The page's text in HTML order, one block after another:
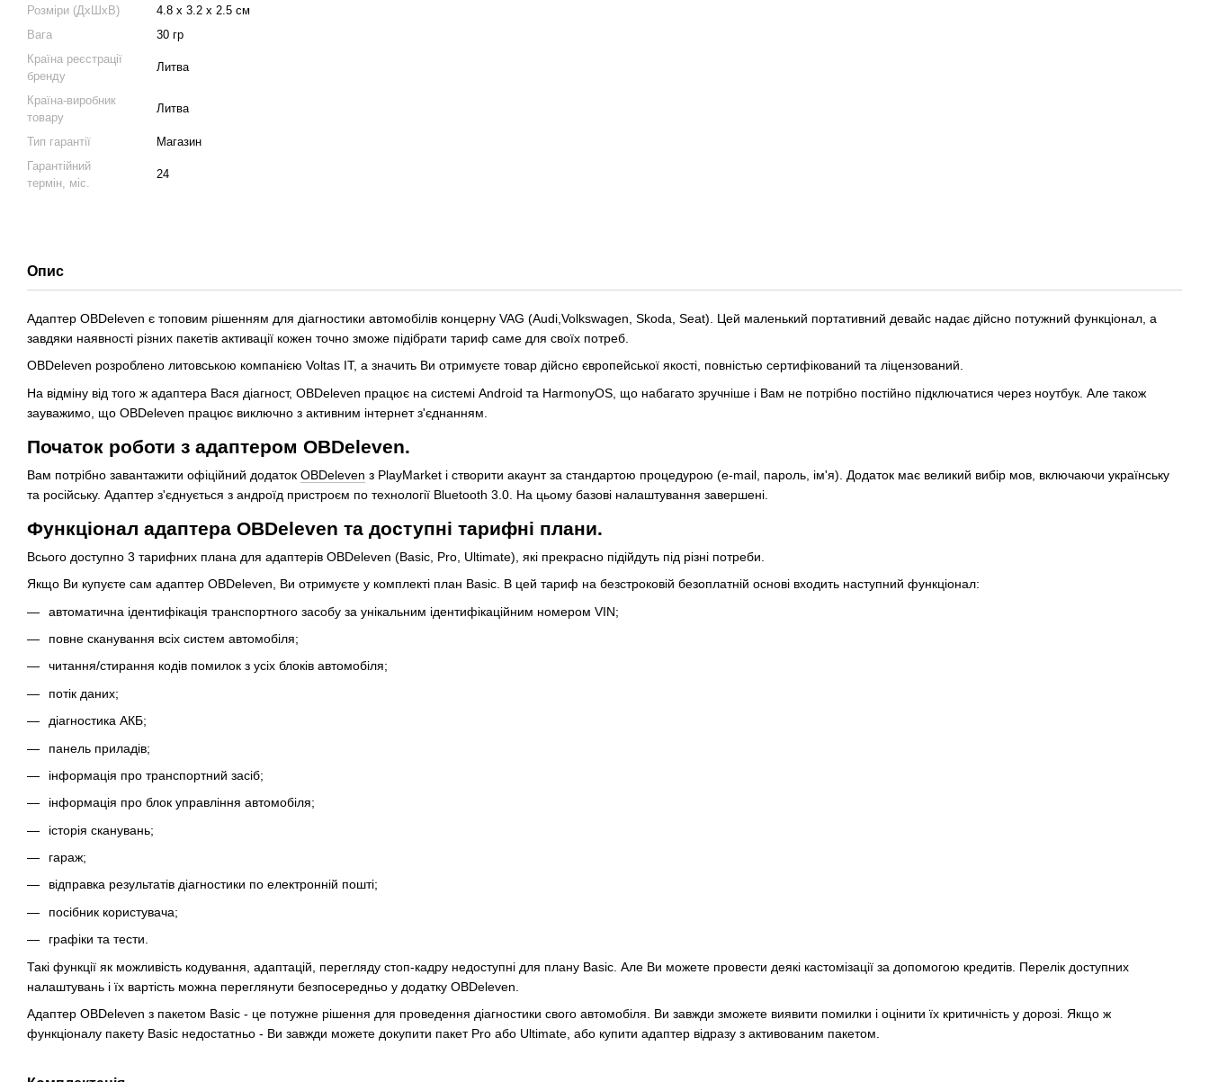
Розміри (ДхШхВ)
4.8 х 3.2 х 2.5 см
Вага
30 гр
Країна реєстрації
бренду
Литва
Країна-виробник
товару
Литва
Тип гарантії
Магазин
Гарантійний
термін, міс.
24
Опис
Адаптер OBDeleven є топовим рішенням для діагностики автомобілів концерну VAG (Audi,Volkswagen, Skoda, Seat). Цей маленький портативний девайс надає дійсно потужний функціонал, а
завдяки наявності різних пакетів активації кожен точно зможе підібрати тариф саме для своїх потреб.
OBDeleven розроблено литовською компанією Voltas IT, а значить Ви отримуєте товар дійсно європейської якості, повністью сертифікований та ліцензований.
На відміну від того ж адаптера Вася діагност, OBDeleven працює на системі Android та HarmonyOS, що набагато зручніше і Вам не потрібно постійно підключатися через ноутбук. Але також
зауважимо, що OBDeleven працює виключно з активним інтернет з'єднанням.
Початок роботи з адаптером OBDeleven.
Вам потрібно завантажити офіційний додаток OBDeleven з PlayMarket і створити акаунт за стандартою процедурою (e-mail, пароль, ім'я). Додаток має великий вибір мов, включаючи українську
та російську. Адаптер з'єднується з андроїд пристроєм по технології Bluetooth 3.0. На цьому базові налаштування завершені.
Функціонал адаптера OBDeleven та доступні тарифні плани.
Всього доступно 3 тарифних плана для адаптерів OBDeleven (Basic, Pro, Ultimate), які прекрасно підійдуть під різні потреби.
Якщо Ви купуєте сам адаптер OBDeleven, Ви отримуєте у комплекті план Basic. В цей тариф на безстроковій безоплатній основі входить наступний функціонал:
автоматична ідентифікація транспортного засобу за унікальним ідентифікаційним номером VIN;
повне сканування всіх систем автомобіля;
читання/стирання кодів помилок з усіх блоків автомобіля;
потік даних;
діагностика АКБ;
панель приладів;
інформація про транспортний засіб;
інформація про блок управління автомобіля;
історія сканувань;
гараж;
відправка результатів діагностики по електронній пошті;
посібник користувача;
графіки та тести.
Такі функції як можливість кодування, адаптацій, перегляду стоп-кадру недоступні для плану Basic. Але Ви можете провести деякі кастомізації за допомогою кредитів. Перелік доступних
налаштувань і їх вартість можна переглянути безпосередньо у додатку OBDeleven.
Адаптер OBDeleven з пакетом Basic - це потужне рішення для проведення діагностики свого автомобіля. Ви завжди зможете виявити помилки і оцінити їх критичність у дорозі. Якщо ж
функціоналу пакету Basic недостатньо - Ви завжди можете докупити пакет Pro або Ultimate, або купити адаптер відразу з активованим пакетом.